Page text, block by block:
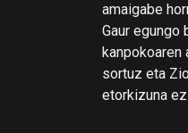
amaigabe
Gaur egungo
kanpokoaren
sortuz eta
etorkizuna